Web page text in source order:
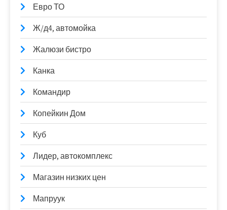
Евро ТО
Ж/д4, автомойка
Жалюзи бистро
Канка
Командир
Копейкин Дом
Куб
Лидер, автокомплекс
Магазин низких цен
Мапруук